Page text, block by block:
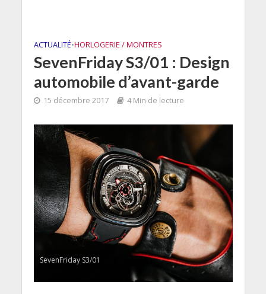
ACTUALITÉ•HORLOGERIE / MONTRES
SevenFriday S3/01 : Design
automobile d’avant-garde
15 décembre 2017 4 Min de lecture
SevenFriday S3/01